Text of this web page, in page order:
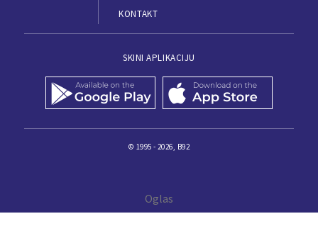
KONTAKT
SKINI APLIKACIJU
© 1995 - 2026, B92